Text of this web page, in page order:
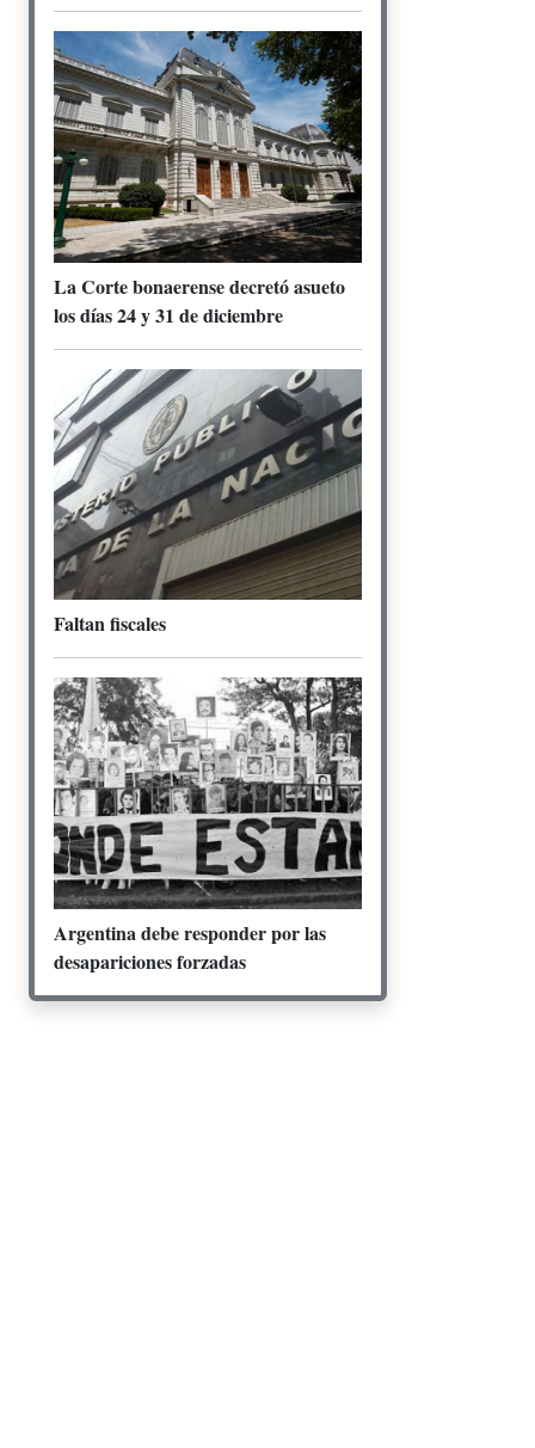
La Corte bonaerense decretó asueto
los días 24 y 31 de diciembre
Faltan fiscales
Argentina debe responder por las
desapariciones forzadas